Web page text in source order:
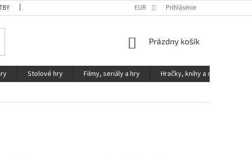
PODMIENKY OCHRANY OSOBNÝCH ÚDAJOV
EUR Prihlásenie
NÁKUPNÝ
Prázdny košík
Stolové hry Filmy, seriály a hry
Hračky, knihy a ostatné